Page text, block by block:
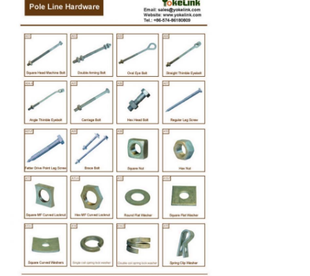
3Protección de la calidad del producto
Nota:
Por favor, nos permite saber el tamaño,
cantidad, material o grado, superficie, Si es
especial y productos no estándar, por favor,
proporcione el dibujo o fotos